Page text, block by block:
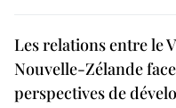
Les relations entre le
Nouvelle-Zélande
perspectives de